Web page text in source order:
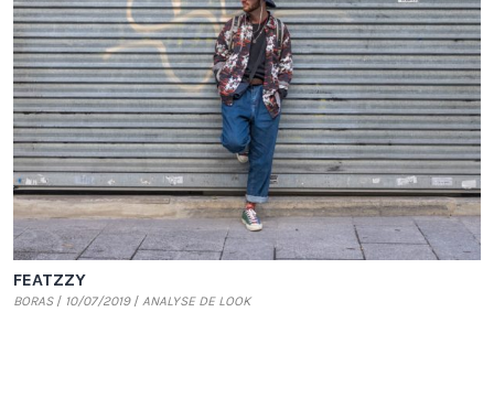
FEATZZY
BORAS 10/07/2019 ANALYSE DE LOOK